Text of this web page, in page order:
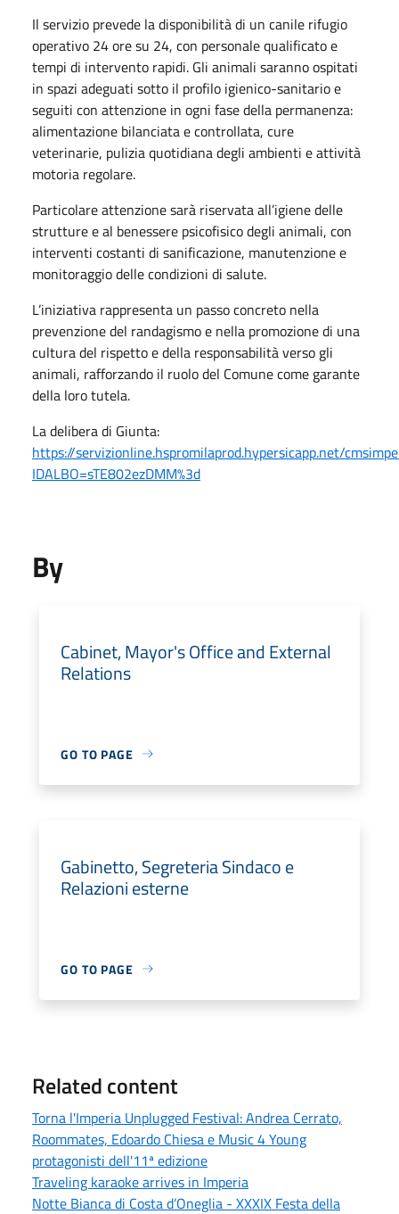
Il servizio prevede la disponibilità di un canile rifugio
operativo 24 ore su 24, con personale qualificato e
tempi di intervento rapidi. Gli animali saranno ospitati
in spazi adeguati sotto il profilo igienico-sanitario e
seguiti con attenzione in ogni fase della permanenza:
alimentazione bilanciata e controllata, cure
veterinarie, pulizia quotidiana degli ambienti e attività
motoria regolare.
Particolare attenzione sarà riservata all’igiene delle
strutture e al benessere psicofisico degli animali, con
interventi costanti di sanificazione, manutenzione e
monitoraggio delle condizioni di salute.
L’iniziativa rappresenta un passo concreto nella
prevenzione del randagismo e nella promozione di una
cultura del rispetto e della responsabilità verso gli
animali, rafforzando il ruolo del Comune come garante
della loro tutela.
La delibera di Giunta:
https://servizionline.hspromilaprod.hypersicapp.net/
IDALBO=sTE802ezDMM%3d
By
Cabinet, Mayor's Office and External
Relations
GO TO PAGE
Gabinetto, Segreteria Sindaco e
Relazioni esterne
GO TO PAGE
Related content
Torna l'Imperia Unplugged Festival: Andrea Cerrato,
Roommates, Edoardo Chiesa e Music 4 Young
protagonisti dell'11ª edizione
Traveling karaoke arrives in Imperia
Notte Bianca di Costa d’Oneglia - XXXIX Festa della